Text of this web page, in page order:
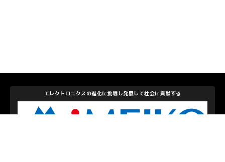
エレクトロニクスの進化に挑戦し発展して社会に貢献する